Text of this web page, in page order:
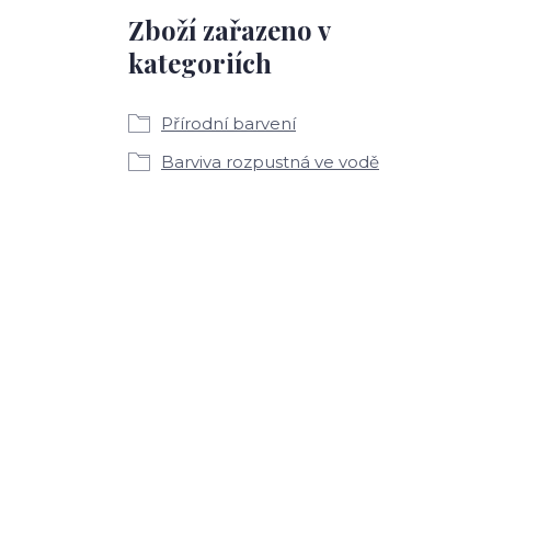
Zboží zařazeno v
kategoriích
Přírodní barvení
Barviva rozpustná ve vodě